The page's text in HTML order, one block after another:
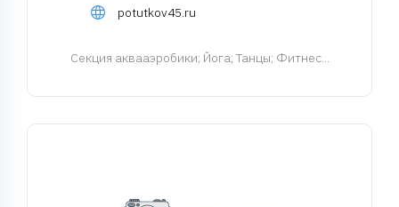
potutkov45.ru
Cекция аквааэробики; Йога; Танцы; Фитнес...